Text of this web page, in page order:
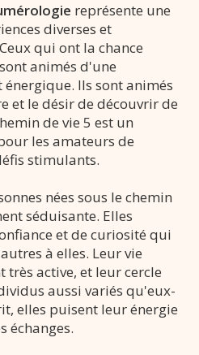
représente une
diverses et
qui ont la chance
animés d'une
énergique. Ils sont animés
et le désir de découvrir de
de vie 5 est un
les amateurs de
stimulants.
nées sous le chemin
séduisante. Elles
et de curiosité qui
à elles. Leur vie
très active, et leur cercle
aussi variés qu'eux-
elles puisent leur énergie
échanges.